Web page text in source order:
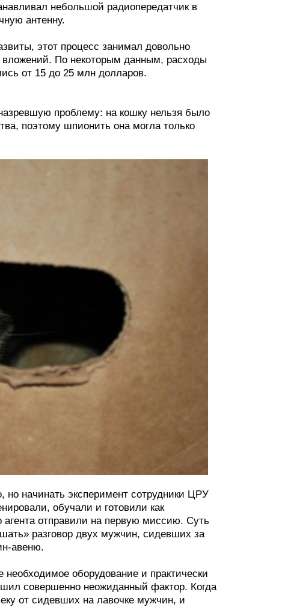
небольшой радиопередатчик в
антенну.
этот процесс занимал довольно
По некоторым данным, расходы
от 15 до 25 млн долларов.
проблему: на кошку нельзя было
поэтому шпионить она могла только
начинать эксперимент сотрудники ЦРУ
обучали и готовили как
отправили на первую миссию. Суть
разговор двух мужчин, сидевших за
авеню.
оборудование и практически
совершенно неожиданный фактор. Когда
от сидевших на лавочке мужчин, и